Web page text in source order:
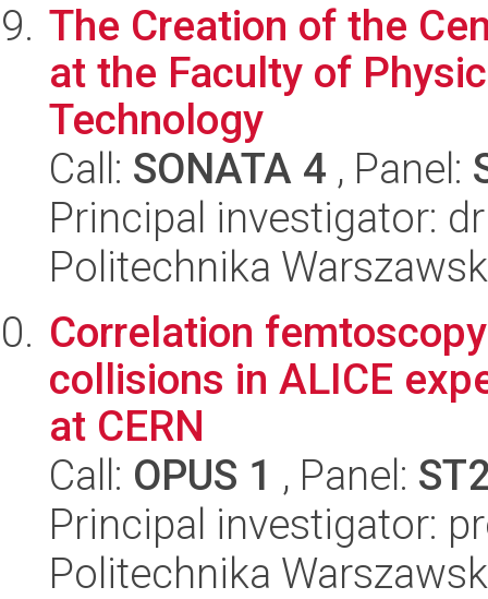
The Creation of the
at the Faculty of
Technology
Call: SONATA 4 , Panel:
Principal investigator:
Politechnika
Correlation
collisions in ALICE
at CERN
Call: OPUS 1 , Panel:
Principal investigator:
Politechnika